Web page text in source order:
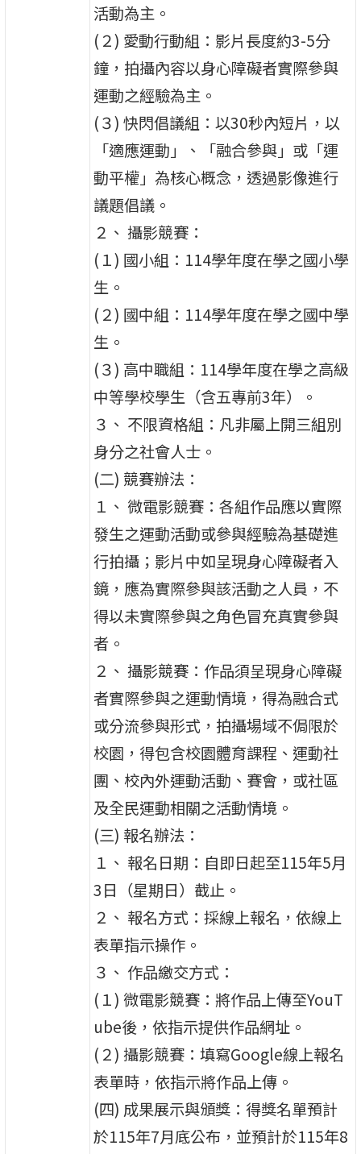
活動為主。
(２) 愛動行動組：影片長度約3-5分
鐘，拍攝內容以身心障礙者實際參與
運動之經驗為主。
(３) 快閃倡議組：以30秒內短片，以
「適應運動」、「融合參與」或「運
動平權」為核心概念，透過影像進行
議題倡議。
２、 攝影競賽：
(１) 國小組：114學年度在學之國小學
生。
(２) 國中組：114學年度在學之國中學
生。
(３) 高中職組：114學年度在學之高級
中等學校學生（含五專前3年）。
３、 不限資格組：凡非屬上開三組別
身分之社會人士。
(二) 競賽辦法：
１、 微電影競賽：各組作品應以實際
發生之運動活動或參與經驗為基礎進
行拍攝；影片中如呈現身心障礙者入
鏡，應為實際參與該活動之人員，不
得以未實際參與之角色冒充真實參與
者。
２、 攝影競賽：作品須呈現身心障礙
者實際參與之運動情境，得為融合式
或分流參與形式，拍攝場域不侷限於
校園，得包含校園體育課程、運動社
團、校內外運動活動、賽會，或社區
及全民運動相關之活動情境。
(三) 報名辦法：
１、 報名日期：自即日起至115年5月
3日（星期日）截止。
２、 報名方式：採線上報名，依線上
表單指示操作。
３、 作品繳交方式：
(１) 微電影競賽：將作品上傳至YouT
ube後，依指示提供作品網址。
(２) 攝影競賽：填寫Google線上報名
表單時，依指示將作品上傳。
(四) 成果展示與頒獎：得獎名單預計
於115年7月底公布，並預計於115年8